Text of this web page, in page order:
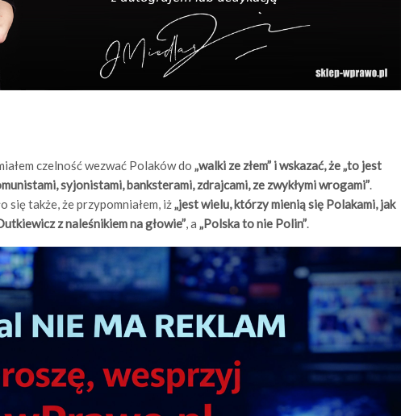
czelność wezwać Polaków do „walki ze złem” i wskazać, że „to jest
syjonistami, banksterami, zdrajcami, ze zwykłymi wrogami”.
się także, że przypomniałem, iż„jest wielu, którzy mienią się Polakami, jak
z naleśnikiem na głowie”, a „Polska to nie Polin”.